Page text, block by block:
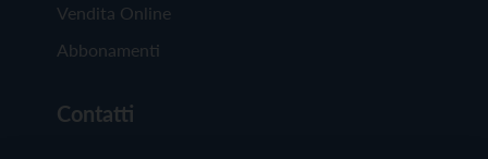
Vendita Online
Abbonamenti
Contatti